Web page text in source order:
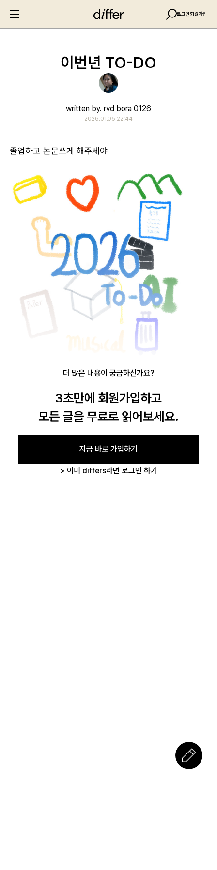
로그인회원가입
이번년 TO-DO
written by. rvd bora 0126
2026.01.05 22:44
졸업하고 논문쓰게 해주세야
더 많은 내용이 궁금하신가요?
3초만에 회원가입하고
모든 글을 무료로 읽어보세요.
지금 바로 가입하기
> 이미 differs라면 로그인 하기
글 삭제 확인
작성하신 글을 삭제하시겠습니까?
취소하기
로그인